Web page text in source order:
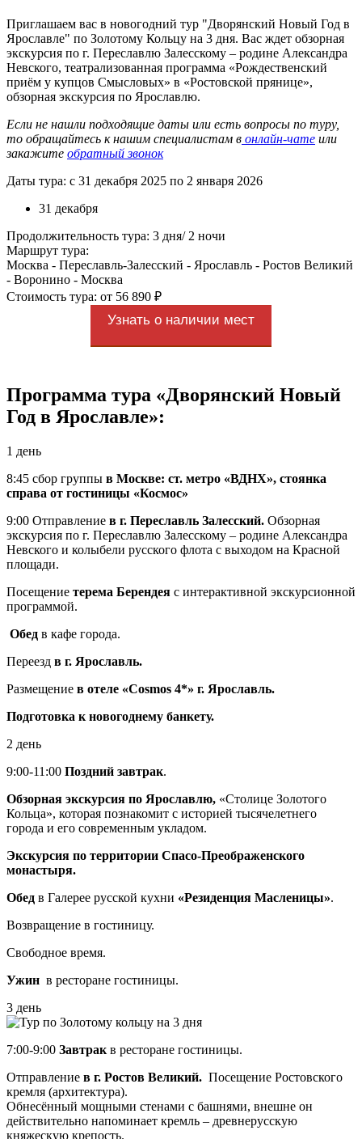
Приглашаем вас в новогодний тур "Дворянский Новый Год в
Ярославле" по Золотому Кольцу на 3 дня. Вас ждет обзорная
экскурсия по г. Переславлю Залесскому – родине Александра
Невского, театрализованная программа «Рождественский
приём у купцов Смысловых» в «Ростовской прянице»,
обзорная экскурсия по Ярославлю.
Если не нашли подходящие даты или есть вопросы по туру,
то обращайтесь к нашим специалистам в онлайн-чате или
закажите обратный звонок
Даты тура: с 31 декабря 2025 по 2 января 2026
31 декабря
Продолжительность тура: 3 дня/ 2 ночи
Маршрут тура:
Москва - Переславль-Залесский - Ярославль - Ростов Великий
- Воронино - Москва
Стоимость тура: от 56 890 ₽
Узнать о наличии мест
Программа тура «Дворянский Новый
Год в Ярославле»:
1 день
8:45 сбор группы в Москве: ст. метро «ВДНХ», стоянка
справа от гостиницы «Космос»
9:00 Отправление в г. Переславль Залесский. Обзорная
экскурсия по г. Переславлю Залесскому – родине Александра
Невского и колыбели русского флота с выходом на Красной
площади.
Посещение терема Берендея с интерактивной экскурсионной
программой.
Обед в кафе города.
Переезд в г. Ярославль.
Размещение в отеле «Cosmos 4*» г. Ярославль.
Подготовка к новогоднему банкету.
2 день
9:00-11:00 Поздний завтрак.
Обзорная экскурсия по Ярославлю, «Столице Золотого
Кольца», которая познакомит с историей тысячелетнего
города и его современным укладом.
Экскурсия по территории Спасо-Преображенского
монастыря.
Обед в Галерее русской кухни «Резиденция Масленицы».
Возвращение в гостиницу.
Свободное время.
Ужин в ресторане гостиницы.
3 день
7:00-9:00 Завтрак в ресторане гостиницы.
Отправление в г. Ростов Великий. Посещение Ростовского
кремля (архитектура).
Обнесённый мощными стенами с башнями, внешне он
действительно напоминает кремль – древнерусскую
княжескую крепость.